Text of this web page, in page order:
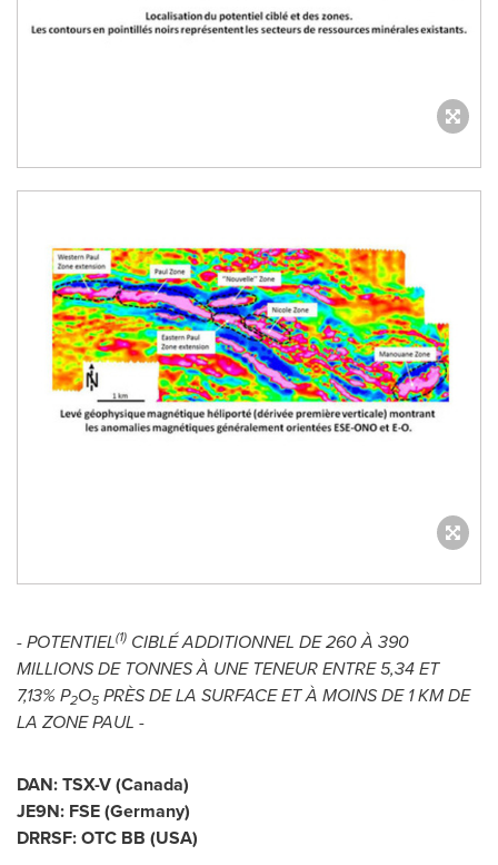
- POTENTIEL(1) CIBLÉ ADDITIONNEL DE 260 À 390
MILLIONS DE TONNES À UNE TENEURENTRE 5,34 ET
7,13% P2O5 PRÈS DE LA SURFACE ET À MOINS DE 1 KM DE
LA ZONE PAUL -
DAN: TSX-V (Canada)
JE9N: FSE (Germany)
DRRSF: OTC BB (USA)